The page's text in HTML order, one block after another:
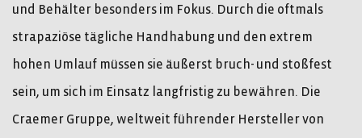
und Behälter besonders im Fokus. Durch die oftmals
strapaziöse tägliche Handhabung und den extrem
hohen Umlauf müssen sie äußerst bruch- und stoßfest
sein, um sich im Einsatz langfristig zu bewähren. Die
Craemer Gruppe, weltweit führender Hersteller von